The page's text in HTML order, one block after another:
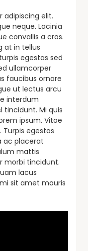
elit.
neque. Lacinia
convallis a cras.
at in tellus
egestas sed
ullamcorper
faucibus ornare
ut lectus arcu
interdum
tincidunt. Mi quis
ipsum. Vitae
egestas
ac placerat
mattis
morbi tincidunt.
lacus
sit amet mauris